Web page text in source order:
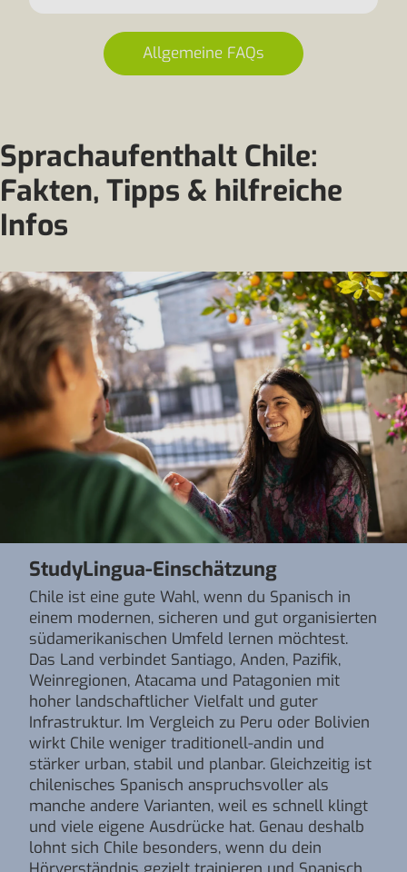
Allgemeine FAQs
Sprachaufenthalt Chile:
Fakten, Tipps & hilfreiche
Infos
StudyLingua-Einschätzung
Chile ist eine gute Wahl, wenn du Spanisch in
einem modernen, sicheren und gut organisierten
südamerikanischen Umfeld lernen möchtest.
Das Land verbindet Santiago, Anden, Pazifik,
Weinregionen, Atacama und Patagonien mit
hoher landschaftlicher Vielfalt und guter
Infrastruktur. Im Vergleich zu Peru oder Bolivien
wirkt Chile weniger traditionell-andin und
stärker urban, stabil und planbar. Gleichzeitig ist
chilenisches Spanisch anspruchsvoller als
manche andere Varianten, weil es schnell klingt
und viele eigene Ausdrücke hat. Genau deshalb
lohnt sich Chile besonders, wenn du dein